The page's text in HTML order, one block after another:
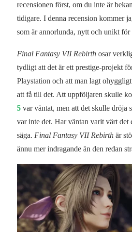
recensionen först, om du inte är
tidigare. I denna recension kommer
som är annorlunda, nytt och unikt för
Final Fantasy VII Rebirth osar
tydligt att det är ett prestige-projekt
Playstation och att man lagt
att få till det. Att uppföljaren skulle
5 var väntat, men att det skulle dröja
var inte det. Har väntan varit värt det
säga. Final Fantasy VII Rebirth är
ännu mer indragande än den redan